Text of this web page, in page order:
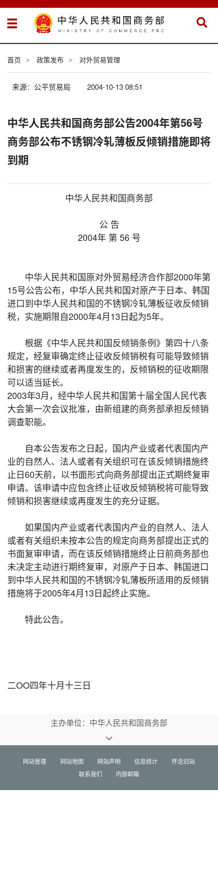
首页 > 政策发布 > 对外贸易管理
来源：公平贸易局 2004-10-13 08:51
中华人民共和国商务部公告2004年第56号
商务部公布不锈钢冷轧薄板反倾销措施即将
到期
中华人民共和国商务部
公 告
2004年 第 56 号
中华人民共和国原对外贸易经济合作部2000年第
15号公告公布，中华人民共和国对原产于日本、韩国
进口到中华人民共和国的不锈钢冷轧薄板征收反倾销
税，实施期限自2000年4月13日起为5年。
根据《中华人民共和国反倾销条例》第四十八条
规定，经复审确定终止征收反倾销税有可能导致倾销
和损害的继续或者再度发生的，反倾销税的征收期限
可以适当延长。
2003年3月，经中华人民共和国第十届全国人民代表
大会第一次会议批准，由新组建的商务部承担反倾销
调查职能。
自本公告发布之日起，国内产业或者代表国内产
业的自然人、法人或者有关组织可在该反倾销措施终
止日60天前，以书面形式向商务部提出正式期终复审
申请。该申请中应包含终止征收反倾销税将可能导致
倾销和损害继续或再度发生的充分证据。
如果国内产业或者代表国内产业的自然人、法人
或者有关组织未按本公告的规定向商务部提出正式的
书面复审申请，而在该反倾销措施终止日前商务部也
未决定主动进行期终复审，对原产于日本、韩国进口
到中华人民共和国的不锈钢冷轧薄板所适用的反倾销
措施将于2005年4月13日起终止实施。
特此公告。
二OO四年十月十三日
主办单位：中华人民共和国商务部
网站管理 网站地图 网站声明 信息统计
怀念旧站
联系我们
内部邮箱